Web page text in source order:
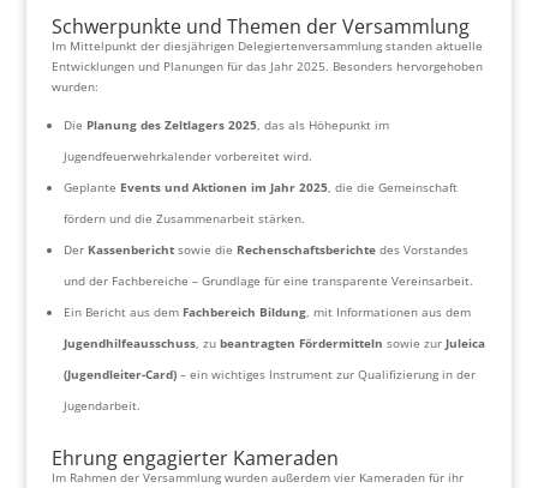
Schwerpunkte und Themen der Versammlung
Im Mittelpunkt der diesjährigen Delegiertenversammlung standen aktuelle
Entwicklungen und Planungen für das Jahr 2025. Besonders hervorgehoben
wurden:
Die Planung des Zeltlagers 2025, das als Höhepunkt im
Jugendfeuerwehrkalender vorbereitet wird.
Geplante Events und Aktionen im Jahr 2025, die die Gemeinschaft
fördern und die Zusammenarbeit stärken.
Der Kassenberichtsowie die Rechenschaftsberichtedes Vorstandes
und der Fachbereiche – Grundlage für eine transparente Vereinsarbeit.
Ein Bericht aus dem Fachbereich Bildung, mit Informationen aus dem
Jugendhilfeausschuss, zu beantragten Fördermitteln sowie zur Juleica
(Jugendleiter-Card)– ein wichtiges Instrument zur Qualifizierung in der
Jugendarbeit.
Ehrung engagierter Kameraden
Im Rahmen der Versammlung wurden außerdem vier Kameraden für ihr